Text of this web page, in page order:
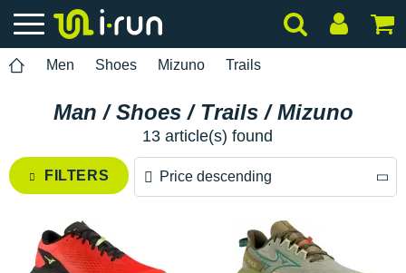
Men Shoes Mizuno Trails
Man / Shoes / Trails / Mizuno
13 article(s) found
FILTERS Price descending
Price ascending